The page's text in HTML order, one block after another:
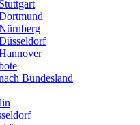
Bundesland